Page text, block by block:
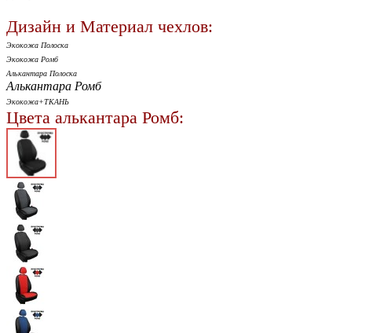
Дизайн и Материал чехлов:
Экокожа Полоска
Экокожа Ромб
Алькантара Полоска
Алькантара Ромб
Экокожа+ТКАНЬ
Цвета алькантара Ромб: